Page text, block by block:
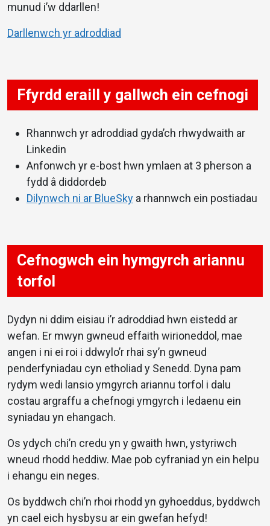
munud i’w ddarllen!
Darllenwch yr adroddiad
Ffyrdd eraill y gallwch ein cefnogi
Rhannwch yr adroddiad gyda’ch rhwydwaith ar
Linkedin
Anfonwch yr e-bost hwn ymlaen at 3 pherson a
fydd â diddordeb
Dilynwch ni ar BlueSky a rhannwch ein postiadau
Cefnogwch ein hymgyrch ariannu
torfol
Dydyn ni ddim eisiau i’r adroddiad hwn eistedd ar
wefan. Er mwyn gwneud effaith wirioneddol, mae
angen i ni ei roi i ddwylo’r rhai sy’n gwneud
penderfyniadau cyn etholiad y Senedd. Dyna pam
rydym wedi lansio ymgyrch ariannu torfol i dalu
costau argraffu a chefnogi ymgyrch i ledaenu ein
syniadau yn ehangach.
Os ydych chi’n credu yn y gwaith hwn, ystyriwch
wneud rhodd heddiw. Mae pob cyfraniad yn ein helpu
i ehangu ein neges.
Os byddwch chi’n rhoi rhodd yn gyhoeddus, byddwch
yn cael eich hysbysu ar ein gwefan hefyd!